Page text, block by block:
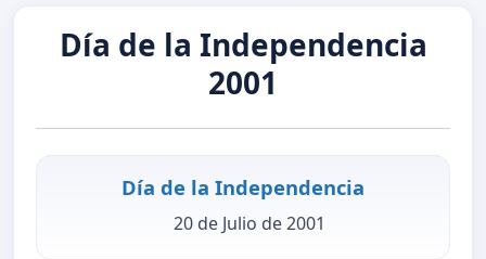
Día de la Independencia
2001
Día de la Independencia
20 de Julio de 2001